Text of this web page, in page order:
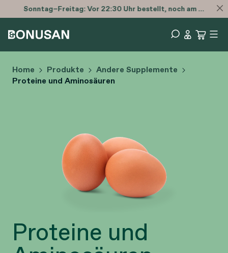
Sonntag–Freitag: Vor 22:30 Uhr bestellt, noch am selben Tag versendet.
Home Produkte
Andere Supplemente
Proteine und Aminosäuren
Proteine und